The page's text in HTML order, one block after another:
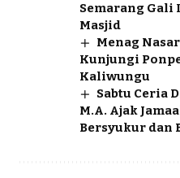
Semarang
Masjid
Menag
Kunjungi
Kaliwungu
Sabtu Ceria
M.A. Ajak
Bersyukur dan